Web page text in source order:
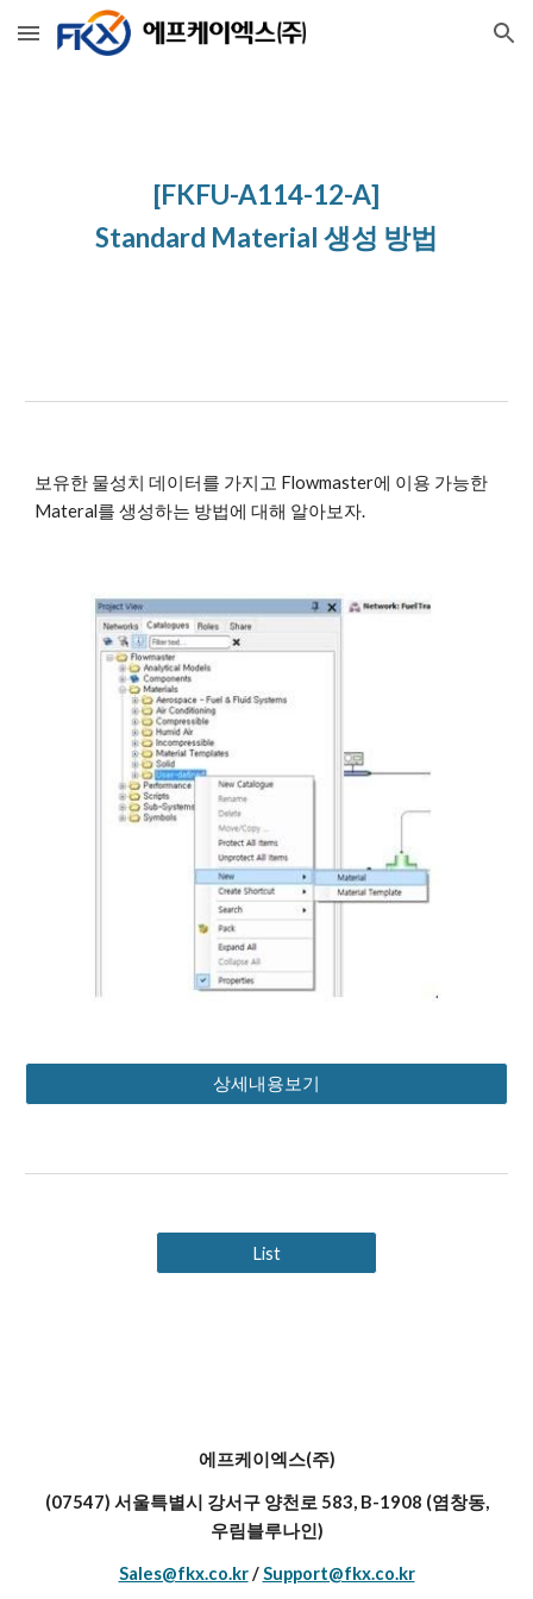
Skip to main content Skip to navigation
[FKFU-A114-12-A]
Standard Material 생성 방법
보유한 물성치 데이터를 가지고 Flowmaster에 이용 가능한
Materal를 생성하는 방법에 대해 알아보자.
상세내용보기
List
에프케이엑스(주)
(07547) 서울특별시 강서구 양천로 583, B-1908 (염창동,
우림블루나인)
Sales@fkx.co.kr/Support@fkx.co.kr